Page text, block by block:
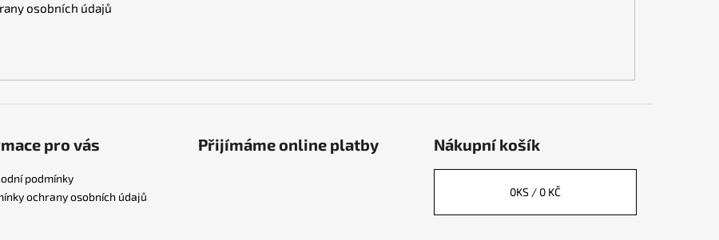
osobních údajů
pro vás
podmínky
ochrany osobních údajů
Přijímáme online platby Nákupní košík
0KS / 0 KČ